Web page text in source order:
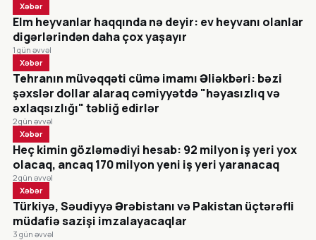
Xəbər
Elm heyvanlar haqqında nə deyir: ev heyvanı olanlar
digərlərindən daha çox yaşayır
1 gün əvvəl
Xəbər
Tehranın müvəqqəti cümə imamı Əliəkbəri: bəzi
şəxslər dollar alaraq cəmiyyətdə "həyasızlıq və
əxlaqsızlığı" təbliğ edirlər
2 gün əvvəl
Xəbər
Heç kimin gözləmədiyi hesab: 92 milyon iş yeri yox
olacaq, ancaq 170 milyon yeni iş yeri yaranacaq
2 gün əvvəl
Xəbər
Türkiyə, Səudiyyə Ərəbistanı və Pakistan üçtərəfli
müdafiə sazişi imzalayacaqlar
3 gün əvvəl